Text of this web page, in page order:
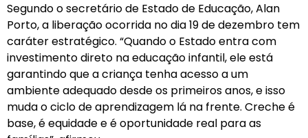
Segundo o secretário de Estado de Educação, Alan
Porto, a liberação ocorrida no dia 19 de dezembro tem
caráter estratégico. “Quando o Estado entra com
investimento direto na educação infantil, ele está
garantindo que a criança tenha acesso a um
ambiente adequado desde os primeiros anos, e isso
muda o ciclo de aprendizagem lá na frente. Creche é
base, é equidade e é oportunidade real para as